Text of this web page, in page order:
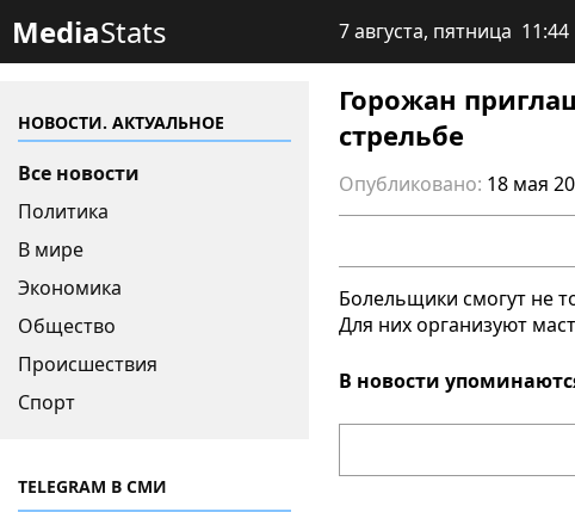
MediaStats 7 августа, пятница 11:44
НОВОСТИ. АКТУАЛЬНОЕ
Все новости
Политика
В мире
Экономика
Общество
Происшествия
Спорт
TELEGRAM В СМИ
Горожан
стрельбе
Опубликовано: 18 мая
Болельщики смогут не
Для них организуют
В новости